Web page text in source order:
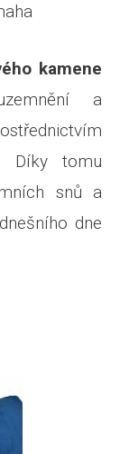
kamene
a
Díky tomu
snů a
dne